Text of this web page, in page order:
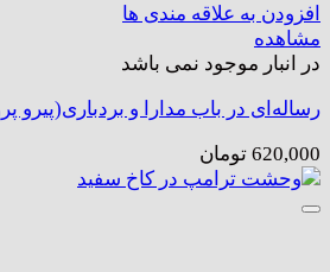
افزودن به علاقه مندی ها
مشاهده
در انبار موجود نمی باشد
رساله‌ای در باب مدارا و بردباری(پیرو
620,000 تومان